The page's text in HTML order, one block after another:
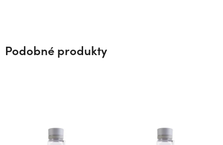
Podobné produkty